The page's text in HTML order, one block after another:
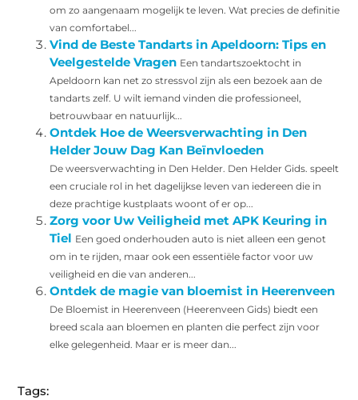
om zo aangenaam mogelijk te leven. Wat precies de definitie
van comfortabel...
Vind de Beste Tandarts in Apeldoorn: Tips en
Veelgestelde Vragen Een tandartszoektocht in
Apeldoorn kan net zo stressvol zijn als een bezoek aan de
tandarts zelf. U wilt iemand vinden die professioneel,
betrouwbaar en natuurlijk...
Ontdek Hoe de Weersverwachting in Den
Helder Jouw Dag Kan Beïnvloeden
De weersverwachting in Den Helder. Den Helder Gids. speelt
een cruciale rol in het dagelijkse leven van iedereen die in
deze prachtige kustplaats woont of er op...
Zorg voor Uw Veiligheid met APK Keuring in
Tiel Een goed onderhouden auto is niet alleen een genot
om in te rijden, maar ook een essentiële factor voor uw
veiligheid en die van anderen...
Ontdek de magie van bloemist in Heerenveen
De Bloemist in Heerenveen (Heerenveen Gids) biedt een
breed scala aan bloemen en planten die perfect zijn voor
elke gelegenheid. Maar er is meer dan...
Tags: